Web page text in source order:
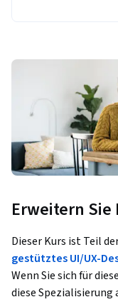
Erweitern Sie
Dieser Kurs ist Teil
gestütztes UI/UX-
Wenn Sie sich für
diese Spezialisierung